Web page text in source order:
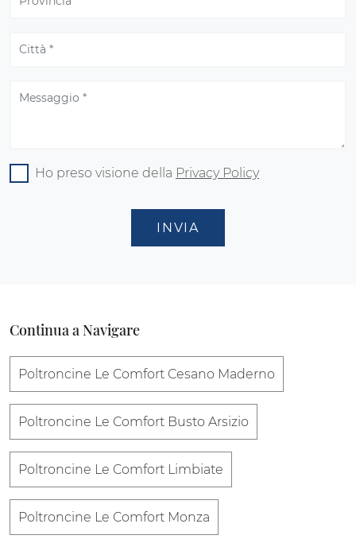
Ho preso visione della Privacy Policy
INVIA
Continua a Navigare
Poltroncine Le Comfort Cesano Maderno
Poltroncine Le Comfort Busto Arsizio
Poltroncine Le Comfort Limbiate
Poltroncine Le Comfort Monza